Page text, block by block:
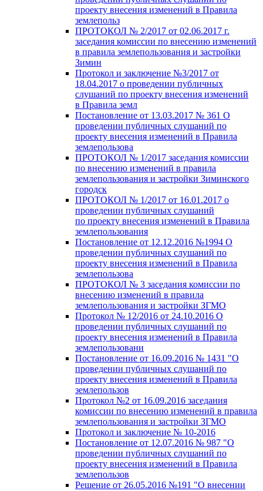
проекту внесения изменений в Правила
землепольз
ПРОТОКОЛ № 2/2017 от 02.06.2017 г.
заседания комиссии по внесению изменений
в правила землепользования и застройки
Зимин
Протокол и заключение №3/2017 от
18.04.2017 о проведении публичных
слушаний по проекту внесения изменений
в Правила земл
Постановление от 13.03.2017 № 361 О
проведении публичных слушаний по
проекту внесения изменений в Правила
землепользова
ПРОТОКОЛ № 1/2017 заседания комиссии
по внесению изменений в правила
землепользования и застройки Зиминского
городск
ПРОТОКОЛ № 1/2017 от 16.01.2017 о
проведении публичных слушаний
по проекту внесения изменений в Правила
землепользования
Постановление от 12.12.2016 №1994 О
проведении публичных слушаний по
проекту внесения изменений в Правила
землепользова
ПРОТОКОЛ № 3 заседания комиссии по
внесению изменений в правила
землепользования и застройки ЗГМО
Протокол № 12/2016 от 24.10.2016 О
проведении публичных слушаний по
проекту внесения изменений в Правила
землепользовани
Постановление от 16.09.2016 № 1431 "О
проведении публичных слушаний по
проекту внесения изменений в Правила
землепользов
Протокол №2 от 16.09.2016 заседания
комиссии по внесению изменений в правила
землепользования и застройки ЗГМО
Протокол и заключение № 10-2016
Постановление от 12.07.2016 № 987 "О
проведении публичных слушаний по
проекту внесения изменений в Правила
землепользов
Решение от 26.05.2016 №191 "О внесении